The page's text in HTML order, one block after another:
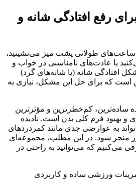
رفع افتادگی شانه و
ساعت‌های طولانی پشت میز می‌نشینید،
یا عادت‌های نامناسبی در خواب و
مشکل افتادگی شانه (یا شانه‌های گرد)
است که برای حل این مشکل، نیازی به
ساده‌ترین، کم‌خطرترین و مؤثرترین
و بهبود فرم کلی بدن است. نادیده
به عوارضی جدی مانند کمردردهای
منجر شود. در این مطلب، مجموعه‌ای
می‌کنیم که می‌توانید به راحتی در